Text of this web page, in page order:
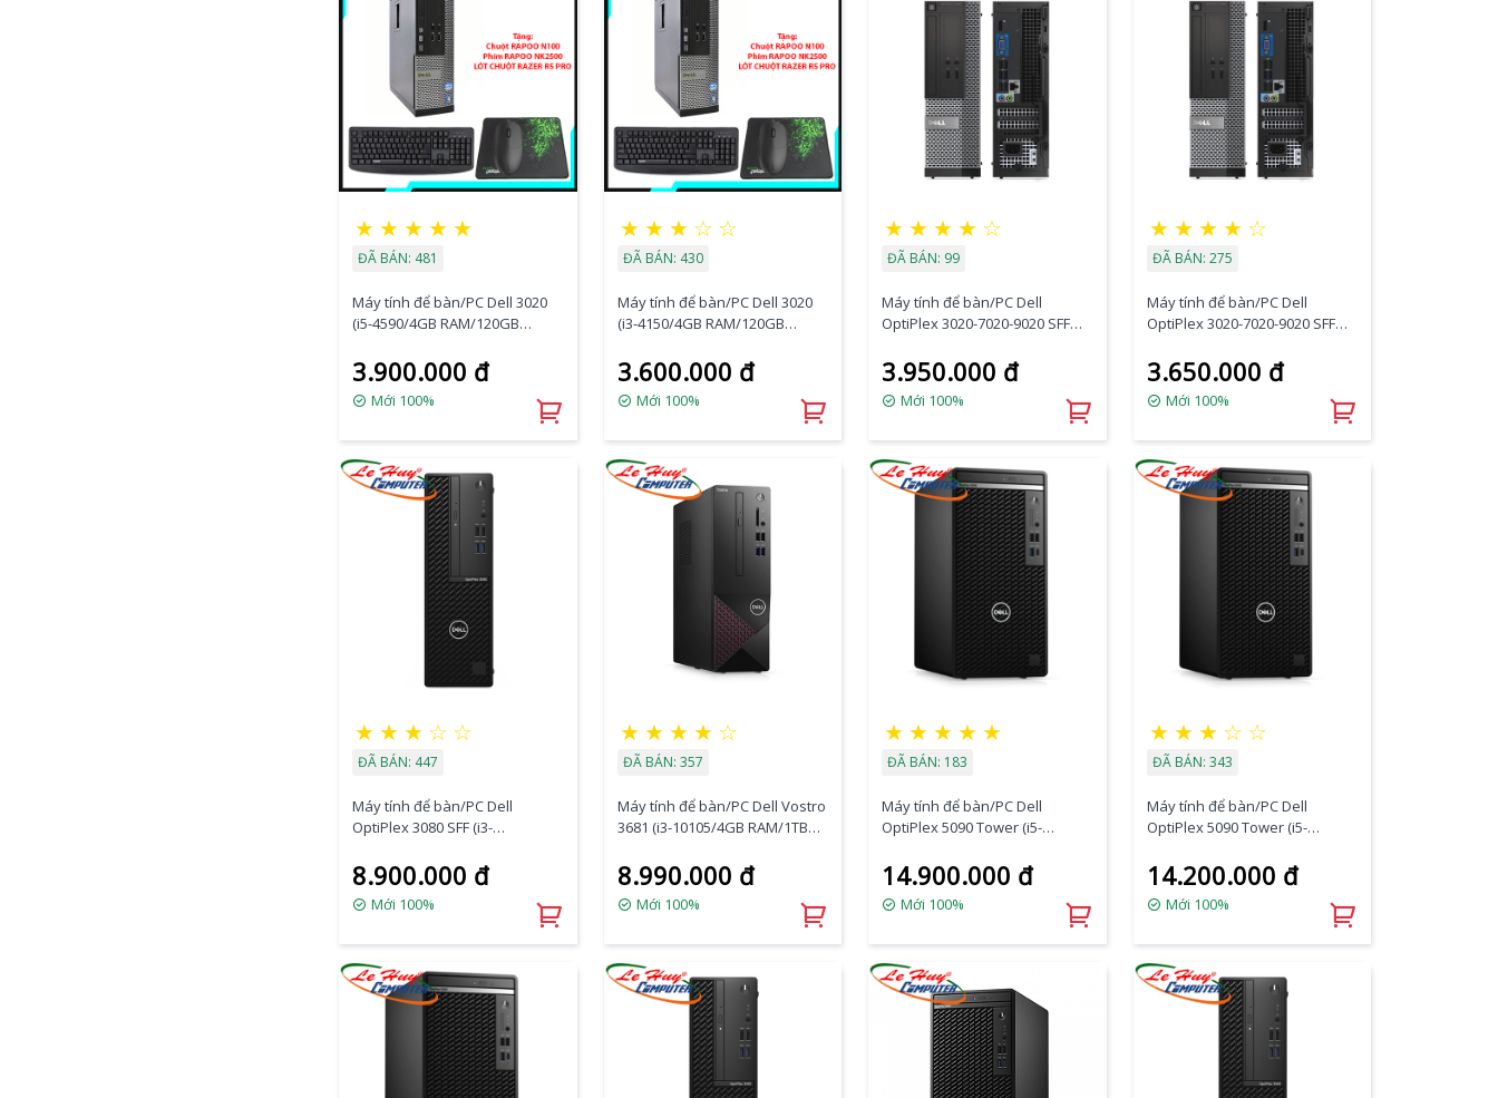
★ ★ ★ ★ ★
ĐÃ BÁN: 481
Máy tính để bàn/PC Dell 3020
(i5-4590/4GB RAM/120GB
3.900.000 đ
Mới 100%
★ ★ ★ ☆ ☆
ĐÃ BÁN: 430
Máy tính để bàn/PC Dell 3020
(i3-4150/4GB RAM/120GB
3.600.000 đ
Mới 100%
★ ★ ★ ★ ☆
ĐÃ BÁN: 99
Máy tính để bàn/PC Dell
OptiPlex 3020-7020-9020 SFF
SSD/DVDRW/VGA Port/K+M)
3.950.000 đ
Mới 100%
★ ★ ★ ★ ☆
ĐÃ BÁN: 275
Máy tính để bàn/PC Dell
OptiPlex 3020-7020-9020 SFF
SSD/DVDRW/VGA Port/K+M)
3.650.000 đ
Mới 100%
★ ★ ★ ☆ ☆
ĐÃ BÁN: 447
Máy tính để bàn/PC Dell
OptiPlex 3080 SFF (i3-
HDD/DVDRW/VGA
Port/K+M/Fedora)
8.900.000 đ
Mới 100%
★ ★ ★ ★ ☆
ĐÃ BÁN: 357
Máy tính để bàn/PC Dell Vostro
3681 (i3-10105/4GB RAM/1TB
(STI38400W-4G-1T)
8.990.000 đ
Mới 100%
★ ★ ★ ★ ★
ĐÃ BÁN: 183
Máy tính để bàn/PC Dell
OptiPlex 5090 Tower (i5-
SSD/DVDRW/ax+BT/K+M/Ubun
tu) (70272957)
14.900.000 đ
Mới 100%
★ ★ ★ ☆ ☆
ĐÃ BÁN: 343
Máy tính để bàn/PC Dell
OptiPlex 5090 Tower (i5-
HDD/DVDRW/K+M/Ubuntu)
(70272954)
14.200.000 đ
Mới 100%